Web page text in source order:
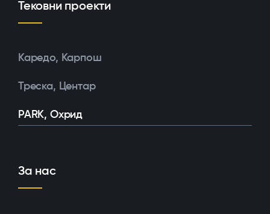
Тековни проекти
Каредо, Карпош
Треска, Центар
PARK, Охрид
За нас